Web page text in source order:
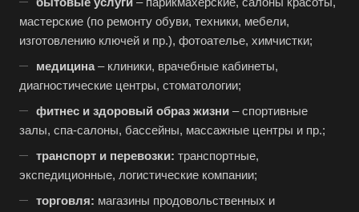
мастерские (по ремонту обуви, техники, мебели,
изготовлению ключей и пр.), фотоателье, химчистки;
медицина– клиники, врачебные кабинеты,
диагностические центры, стоматологии;
фитнес и здоровый образ жизни – спортивные
залы, спа-салоны, бассейны, массажные центры и пр.;
транспорт и перевозки: транспортные,
экспедиционные, логистические компании;
торговля: магазины продовольственных и